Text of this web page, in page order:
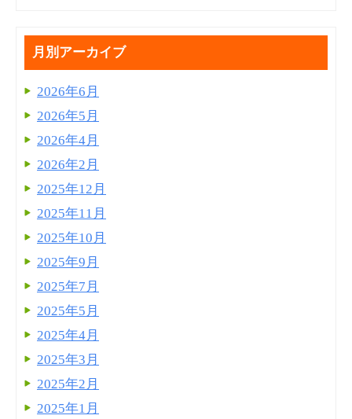
月別アーカイブ
2026年6月
2026年5月
2026年4月
2026年2月
2025年12月
2025年11月
2025年10月
2025年9月
2025年7月
2025年5月
2025年4月
2025年3月
2025年2月
2025年1月